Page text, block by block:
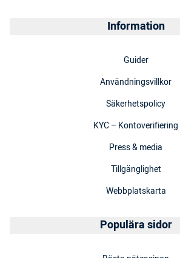
Information
Guider
Användningsvillkor
Säkerhetspolicy
KYC – Kontoverifiering
Press & media
Tillgänglighet
Webbplatskarta
Populära sidor